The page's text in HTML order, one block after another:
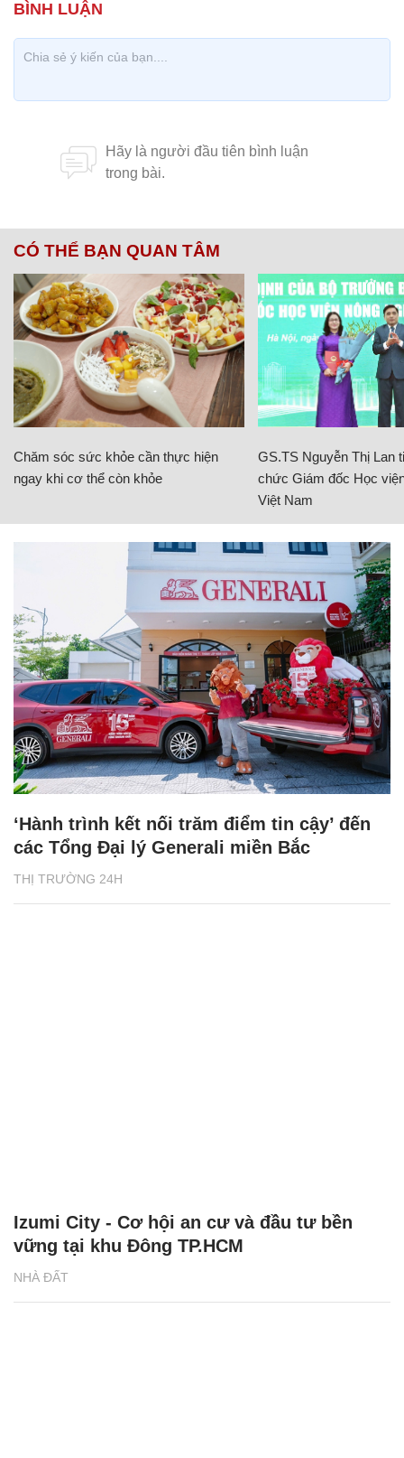
CÓ THỂ BẠN QUAN TÂM
Chăm sóc sức khỏe cần thực hiện
ngay khi cơ thể còn khỏe
GS.TS Nguyễn Thị Lan
chức Giám đốc Học
Việt Nam
THỊ TRƯỜNG 24H
‘Hành trình kết nối trăm điểm tin cậy’ đến
các Tổng Đại lý Generali miền Bắc
NHÀ ĐẤT
Izumi City - Cơ hội an cư và đầu tư bền
vững tại khu Đông TP.HCM